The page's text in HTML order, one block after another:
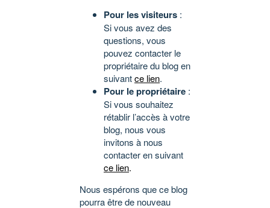
Pour les visiteurs :
Si vous avez des
questions, vous
pouvez contacter le
propriétaire du blog en
suivantce lien.
Pour le propriétaire :
Si vous souhaitez
rétablir l’accès à votre
blog, nous vous
invitons à nous
contacter en suivant
ce lien.
Nous espérons que ce blog
pourra être de nouveau